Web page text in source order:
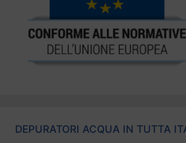
DEPURATORI ACQUA IN TUTTA